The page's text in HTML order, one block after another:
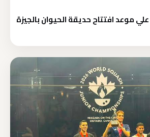
علي موعد افتتاح حديقة الحيوان بالجيزة